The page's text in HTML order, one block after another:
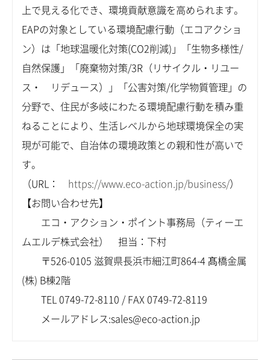
上で見える化でき、環境貢献意識を高められます。
EAPの対象としている環境配慮行動（エコアクショ
ン）は「地球温暖化対策(CO2削減)」「生物多様性/
自然保護」「廃棄物対策/3R（リサイクル・リユー
ス・ リデュース）」「公害対策/化学物質管理」の
分野で、住民が多岐にわたる環境配慮行動を積み重
ねることにより、生活レベルから地球環境保全の実
現が可能で、自治体の環境政策との親和性が高いで
す。
（URL：
https://www.eco-action.jp/business/）
【お問い合わせ先】
エコ・アクション・ポイント事務局（ティーエ
ムエルデ株式会社） 担当：下村
〒526-0105 滋賀県長浜市細江町864-4 髙橋金属
(株) B棟2階
TEL 0749-72-8110 / FAX 0749-72-8119
メールアドレス:sales@eco-action.jp